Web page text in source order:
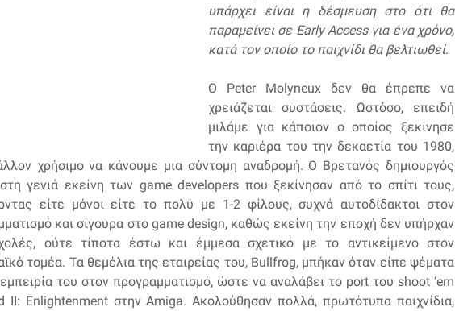
υπάρχει είναι η δέσμευση στο ότι θα
παραμείνει σε Early Access για ένα χρόνο,
κατά τον οποίο το παιχνίδι θα βελτιωθεί.
O Peter Molyneux δεν θα έπρεπε να
χρειάζεται συστάσεις. Ωστόσο, επειδή
μιλάμε για κάποιον ο οποίος ξεκίνησε
την καριέρα του την δεκαετία του 1980,
χρήσιμο να κάνουμε μια σύντομη αναδρομή. Ο Βρετανός δημιουργός
γενιά εκείνη των game developers που ξεκίνησαν από το σπίτι τους,
είτε μόνοι είτε το πολύ με 1-2 φίλους, συχνά αυτοδίδακτοι στον
και σίγουρα στο game design, καθώς εκείνη την εποχή δεν υπήρχαν
ούτε τίποτα έστω και έμμεσα σχετικό με το αντικείμενο στον
τομέα. Τα θεμέλια της εταιρείας του, Bullfrog, μπήκαν όταν είπε ψέματα
του στον προγραμματισμό, ώστε να αναλάβει το port του shoot ‘em
II: Enlightenment στην Amiga. Ακολούθησαν πολλά, πρωτότυπα παιχνίδια,